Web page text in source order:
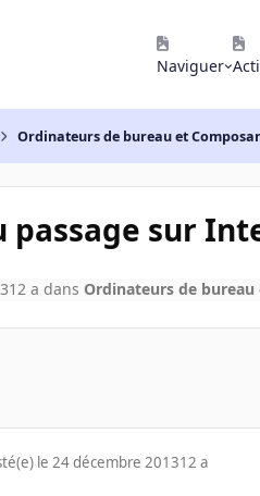
Naviguer
Ordinateurs de bureau et
passage sur
12 a dans Ordinateurs de
le 24 décembre 201312 a